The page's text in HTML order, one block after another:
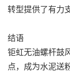
转型提供了有力
结语
钜虹无油螺杆鼓
点，成为水泥送